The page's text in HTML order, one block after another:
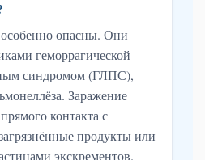
опасны. Они
геморрагической
синдромом (ГЛПС),
Заражение
контакта с
продукты или
экскрементов.